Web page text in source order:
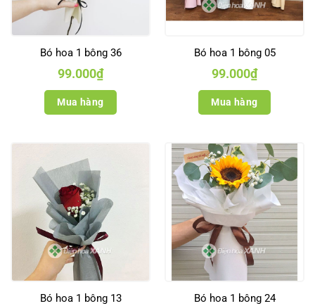
Bó hoa 1 bông 36
99.000₫
Mua hàng
Bó hoa 1 bông 05
99.000₫
Mua hàng
Bó hoa 1 bông 13 Bó hoa 1 bông 24